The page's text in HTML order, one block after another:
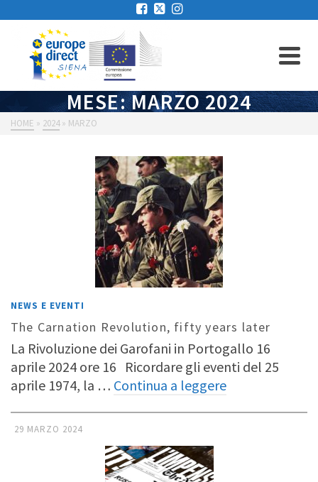
MESE: MARZO 2024
HOME » 2024 » MARZO
NEWS E EVENTI
The Carnation Revolution, fifty years later
La Rivoluzione dei Garofani in Portogallo 16
aprile 2024 ore 16 Ricordare gli eventi del 25
aprile 1974, la … Continua a leggere
29 MARZO 2024